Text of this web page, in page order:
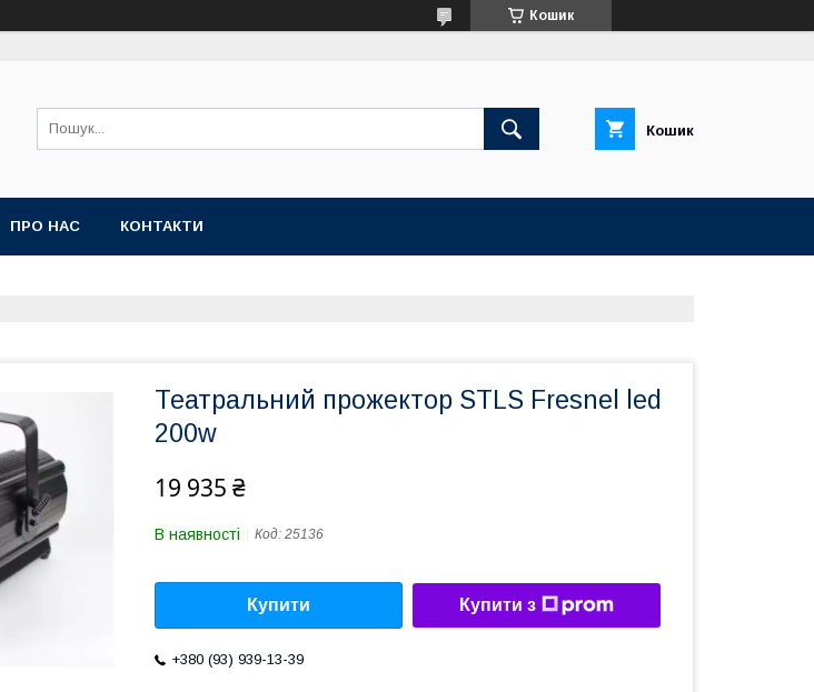
Кошик
Кошик
ПРО НАС КОНТАКТИ
Театральний прожектор STLS Fresnel led
200w
19 935 ₴
В наявності Код: 25136
Купити Купити з
+380 (93) 939-13-39